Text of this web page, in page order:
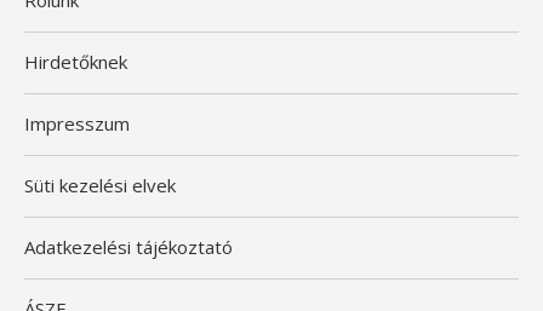
Hirdetőknek
Impresszum
Süti kezelési elvek
Adatkezelési tájékoztató